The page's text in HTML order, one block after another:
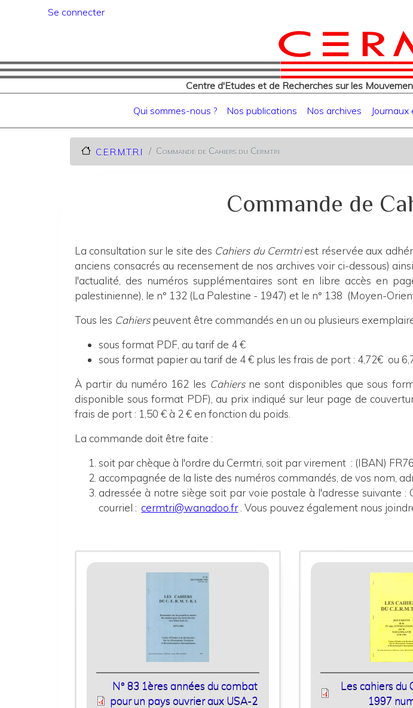
Menu du compte de l'utilisateur
Se connecter
Centre d'Etudes et de Recherches sur les
Navigation principale
Qui sommes-nous ? Nos publications Nos archives
C.E.R.M.T.R.I Commande de Cahiers du Cermtri
Commande de
La consultation sur le site des Cahiers du Cermtriest réservée aux
anciens consacrés au recensement de nos archives voir ci-dessous)
l'actualité, des numéros supplémentaires sont en libre accès en
palestinienne), le n° 132 (La Palestine - 1947) et le n° 138 (Moyen-
Tous les Cahierspeuvent être commandés en un ou plusieurs
sous format PDF, au tarif de 4 €
sous format papier au tarif de 4 € plus les frais de port : 4,72€ ou
À partir du numéro 162 les Cahiersne sont disponibles que sous
disponible sous format PDF), au prix indiqué sur leur page de
frais de port : 1,50 € à 2 € en fonction du poids.
La commande doit être faite :
soit par chèque à l'ordre du Cermtri, soit par virement : (IBAN)
accompagnée de la liste des numéros commandés, de vos nom,
adressée à notre siège soit par voie postale à l'adresse suivante
courriel : cermtri@wanadoo.fr . Vous pouvez également nous
N° 83 1ères années du combat
pour un pays ouvrier aux USA-2
Les cahiers du
1997